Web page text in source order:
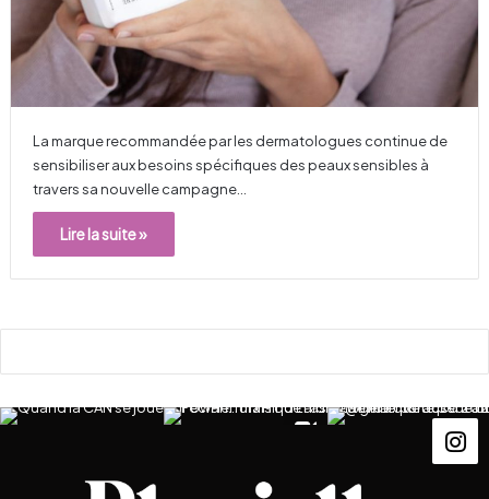
La marque recommandée par les dermatologues continue de
sensibiliser aux besoins spécifiques des peaux sensibles à
travers sa nouvelle campagne…
Lire la suite »